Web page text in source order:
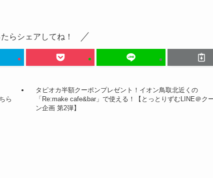
らシェアしてね！
ら
タピオカ半額クーポンプレゼント！イオン鳥取北近くの
「Re:make cafe&bar」で使える！【とっとりずむLINE＠ク
ン企画 第2弾】